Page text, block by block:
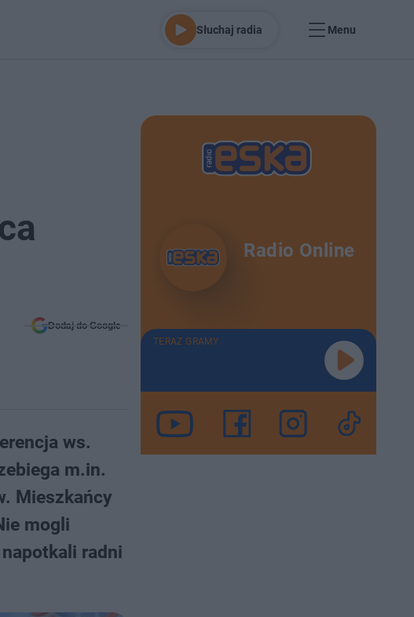
Słuchaj radia Menu
Dodaj do Google
ws.
m.in.
Mieszkańcy
mogli
radni
Radio Online
TERAZ GRAMY